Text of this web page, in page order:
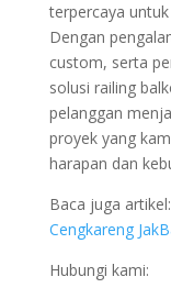
terpercaya
Dengan
custom, serta
solusi railing
pelanggan
proyek yang
harapan dan
Baca juga
Cengkareng
Hubungi kami: